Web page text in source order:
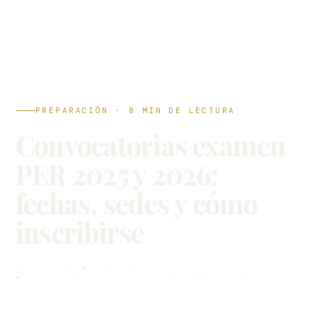
PREPARACIÓN · 8 MIN DE LECTURA